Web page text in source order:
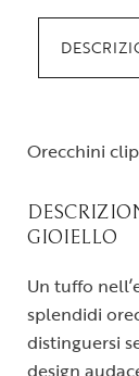
Orecchini
GIOIELLO
Un tuffo
splendidi
distinguersi
design